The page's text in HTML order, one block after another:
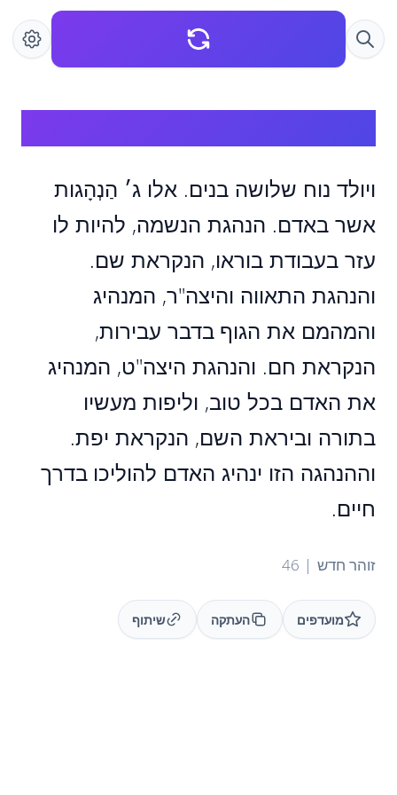
ויולד נוח שלושה בנים. אלו ג׳ הַנְהָגות
אשר באדם. הנהגת הנשמה, להיות לו
עזר בעבודת בוראו, הנקראת שם.
והנהגת התאווה והיצה"ר, המנהיג
והמהמם את הגוף בדבר עבירות,
הנקראת חם. והנהגת היצה"ט, המנהיג
את האדם בכל טוב, וליפות מעשיו
בתורה וביראת השם, הנקראת יפת.
וההנהגה הזו ינהיג האדם להוליכו בדרך
חיים.
זוהר חדש | 46
מועדפים העתקה שיתוף